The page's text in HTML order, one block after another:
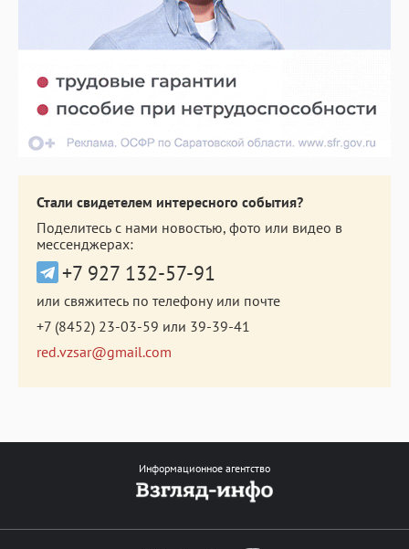
Стали свидетелем интересного события?
Поделитесь с нами новостью, фото или видео в
мессенджерах:
+7 927 132-57-91
или свяжитесь по телефону или почте
+7 (8452) 23-03-59 или 39-39-41
red.vzsar@gmail.com
Информационное агентство